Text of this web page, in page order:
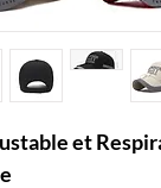
et